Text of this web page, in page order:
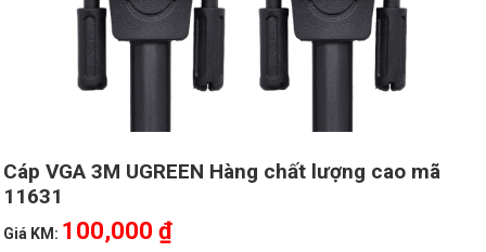
Cáp VGA 3M UGREEN Hàng chất lượng cao mã
11631
Giá KM: 100,000 ₫